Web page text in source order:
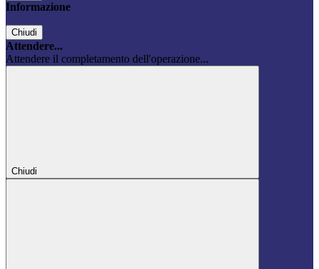
Informazione
Chiudi
Attendere...
Attendere il completamento dell'operazione...
Chiudi